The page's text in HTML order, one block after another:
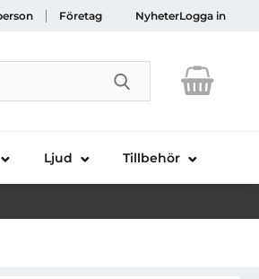
Företag NyheterLogga in
Genomför
Ljud Tillbehör